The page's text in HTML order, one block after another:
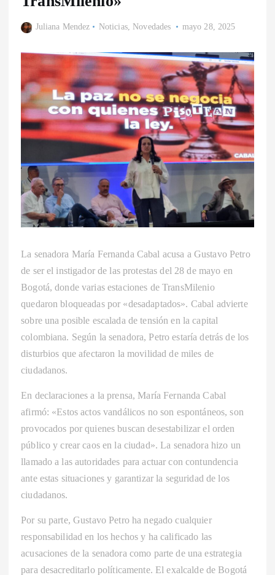
Juliana Mendez Noticias, Novedades mayo 28, 2025
La senadora María Fernanda Cabal acusa a Gustavo Petro
de ser el instigador de las protestas del 28 de mayo en
Bogotá, donde varias estaciones de TransMilenio
quedaron bloqueadas por «desadaptados». Cabal advierte
sobre una posible escalada de tensión en la capital
colombiana. Según la senadora, Petro estaría detrás de los
disturbios que afectaron la movilidad de miles de
ciudadanos.
En declaraciones a la prensa, María Fernanda Cabal
afirmó: «Estos actos vandálicos no son espontáneos, son
provocados por quienes buscan desestabilizar el orden
público y crear caos en la ciudad». La senadora hizo un
llamado a las autoridades para actuar con contundencia
ante estas situaciones y garantizar la seguridad de los
ciudadanos.
Por su parte, Gustavo Petro ha negado cualquier
responsabilidad en los hechos y ha calificado las
acusaciones de la senadora como parte de una estrategia
para desacreditarlo políticamente. El exalcalde de Bogotá